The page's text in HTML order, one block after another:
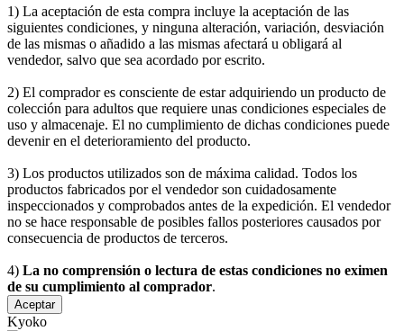
1) La aceptación de esta compra incluye la aceptación de las
siguientes condiciones, y ninguna alteración, variación, desviación
de las mismas o añadido a las mismas afectará u obligará al
vendedor, salvo que sea acordado por escrito.
2) El comprador es consciente de estar adquiriendo un producto de
colección para adultos que requiere unas condiciones especiales de
uso y almacenaje. El no cumplimiento de dichas condiciones puede
devenir en el deterioramiento del producto.
3) Los productos utilizados son de máxima calidad. Todos los
productos fabricados por el vendedor son cuidadosamente
inspeccionados y comprobados antes de la expedición. El vendedor
no se hace responsable de posibles fallos posteriores causados por
consecuencia de productos de terceros.
4) La no comprensión o lectura de estas condiciones no eximen
de su cumplimiento al comprador.
Aceptar
Kyoko